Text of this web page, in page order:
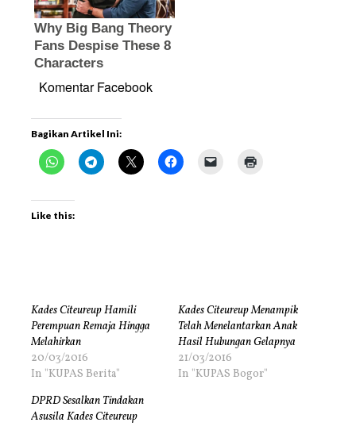
Komentar Facebook
Bagikan Artikel Ini:
Like this:
Kades Citeureup Hamili
Perempuan Remaja Hingga
Melahirkan
20/03/2016
In "KUPAS Berita"
Kades Citeureup Menampik
Telah Menelantarkan Anak
Hasil Hubungan Gelapnya
21/03/2016
In "KUPAS Bogor"
DPRD Sesalkan Tindakan
Asusila Kades Citeureup